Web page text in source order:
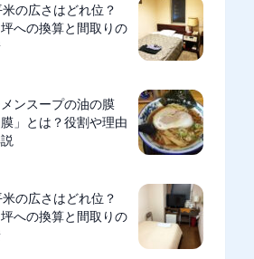
の広さはどれ位？
への換算と間取りの
ンスープの油の膜
膜」とは？役割や理由
の広さはどれ位？
への換算と間取りの